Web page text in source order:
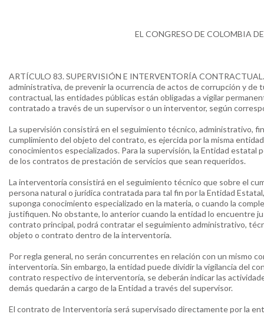
EL CONGRESO DE COLOMBIA
ARTÍCULO 83. SUPERVISIÓN E INTERVENTORÍA
administrativa, de prevenir la ocurrencia de actos de corrupción y de
contractual, las entidades públicas están obligadas a vigilar
contratado a través de un supervisor o un interventor, según
La supervisión consistirá en el seguimiento técnico, administrativo,
cumplimiento del objeto del contrato, es ejercida por la misma
conocimientos especializados. Para la supervisión, la Entidad estatal
de los contratos de prestación de servicios que sean requeridos.
La interventoría consistirá en el seguimiento técnico que sobre el
persona natural o jurídica contratada para tal fin por la Entidad
suponga conocimiento especializado en la materia, o cuando la
justifiquen. No obstante, lo anterior cuando la entidad lo encuentre
contrato principal, podrá contratar el seguimiento administrativo,
objeto o contrato dentro de la interventoría.
Por regla general, no serán concurrentes en relación con un mismo
interventoría. Sin embargo, la entidad puede dividir la vigilancia del
contrato respectivo de interventoría, se deberán indicar las
demás quedarán a cargo de la Entidad a través del supervisor.
El contrato de Interventoría será supervisado directamente por la